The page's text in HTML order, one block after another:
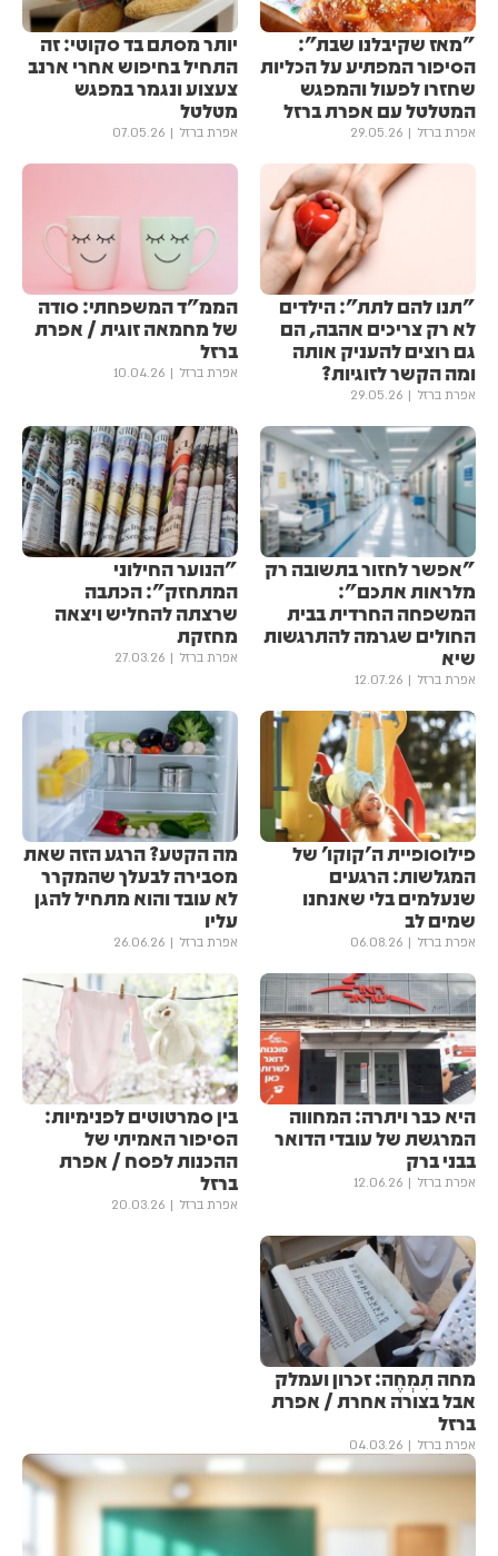
"מאז שקיבלנו שבת":
הסיפור המפתיע על הכליות
שחזרו לפעול והמפגש
המטלטל עם אפרת ברזל
אפרת ברזל 29.05.26
יותר מסתם בד סקוטי: זה
התחיל בחיפוש אחרי ארנב
צעצוע ונגמר במפגש
מטלטל
אפרת ברזל 07.05.26
"תנו להם לתת": הילדים
לא רק צריכים אהבה, הם
גם רוצים להעניק אותה
ומה הקשר לזוגיות?
אפרת ברזל 29.05.26
הממ"ד המשפחתי: סודה
של מחמאה זוגית / אפרת
ברזל
אפרת ברזל 10.04.26
"אפשר לחזור בתשובה רק
מלראות אתכם":
המשפחה החרדית בבית
החולים שגרמה להתרגשות
שיא
אפרת ברזל 12.07.26
"הנוער החילוני
המתחזק": הכתבה
שרצתה להחליש ויצאה
מחזקת
אפרת ברזל 27.03.26
פילוסופיית ה'קוקו' של
המגלשות: הרגעים
שנעלמים בלי שאנחנו
שמים לב
אפרת ברזל 06.08.26
מה הקטע? הרגע הזה שאת
מסבירה לבעלך שהמקרר
לא עובד והוא מתחיל להגן
עליו
אפרת ברזל 26.06.26
היא כבר ויתרה: המחווה
המרגשת של עובדי הדואר
בבני ברק
אפרת ברזל 12.06.26
בין סמרטוטים לפנימיות:
הסיפור האמיתי של
ההכנות לפסח / אפרת
ברזל
אפרת ברזל 20.03.26
מחה תִמְחֶה: זכרון ועמלק
אבל בצורה אחרת / אפרת
ברזל
אפרת ברזל 04.03.26